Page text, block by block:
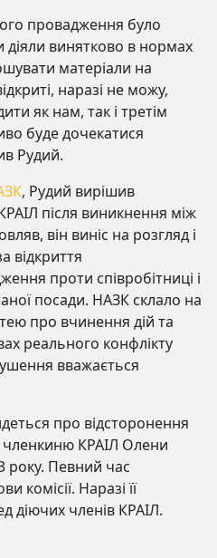
провадження було
винятково в нормах
матеріали на
наразі не можу,
як нам, так і третім
буде дочекатися
Рудий.
, Рудий вирішив
після виникнення між
він виніс на розгляд і
відкриття
проти співробітниці і
посади. НАЗК склало на
про вчинення дій та
реального конфлікту
вважається
про відсторонення
членкиню КРАІЛ Олени
року. Певний час
комісії. Наразі її
діючих членів КРАІЛ.